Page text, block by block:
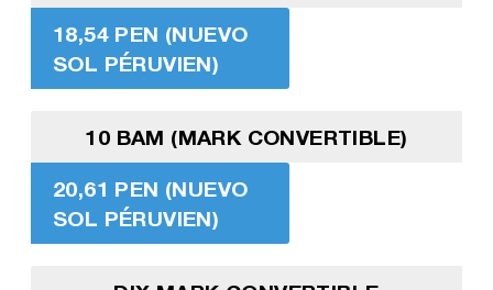
18,54 PEN (NUEVO
SOL PÉRUVIEN)
10 BAM (MARK CONVERTIBLE)
20,61 PEN (NUEVO
SOL PÉRUVIEN)